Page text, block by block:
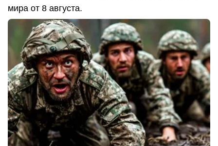
мира от 8 августа.